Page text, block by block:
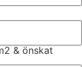
& önskat